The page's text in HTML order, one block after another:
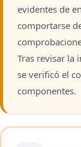
evidentes de
comportarse
Tras revisar la
se verificó el
componentes.